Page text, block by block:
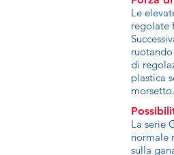
Le
regolate
di
plastica
morsetto.
La serie
normale
sulla